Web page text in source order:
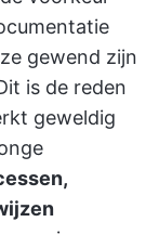
gewend zijn
is de reden
geweldig